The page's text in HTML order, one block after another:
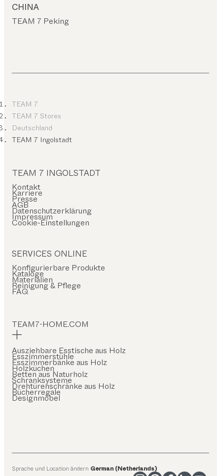
CHINA
TEAM 7 Peking
TEAM 7
TEAM 7 Stores
Deutschland
TEAM 7 Ingolstadt
TEAM 7 INGOLSTADT
Kontakt
Karriere
Presse
AGB
Datenschutzerklärung
Impressum
Cookie-Einstellungen
SERVICES ONLINE
Konfigurierbare Produkte
Kataloge
Materialien
Reinigung & Pflege
FAQ
TEAM7-HOME.COM
Ausziehbare Esstische aus Holz
Esszimmerstühle
Esszimmerbänke aus Holz
Holzküchen
Betten aus Naturholz
Schranksysteme
Drehtürenschränke aus Holz
Bücherregale
Designmöbel
Sprache und Location ändern German (Netherlands)